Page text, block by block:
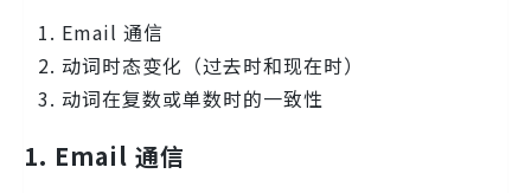
Email 通信
动词时态变化（过去时和现在时）
动词在复数或单数时的一致性
1. Email 通信